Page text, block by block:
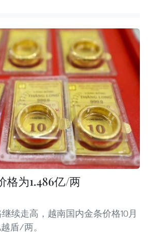
格为1.486亿/两
续走高，越南国内金条价格10月
盾/两。